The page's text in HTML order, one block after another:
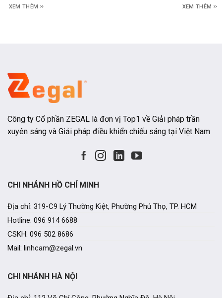
đèn LED đặt phía sau để tạo nên bề mặt phát sáng
XEM THÊM
thực tế, câu
XEM THÊM
Công ty Cổ phần ZEGAL là đơn vị Top1 về Giải pháp trần
xuyên sáng và Giải pháp điều khiển chiếu sáng tại Việt Nam
CHI NHÁNH HÀ NỘI
CHI NHÁNH HỒ CHÍ MINH
Địa chỉ: 319-C9 Lý Thường Kiệt, Phường Phú Thọ, TP. HCM
Hotline: 096 914 6688
CSKH: 096 502 8686
Mail: linhcam@zegal.vn